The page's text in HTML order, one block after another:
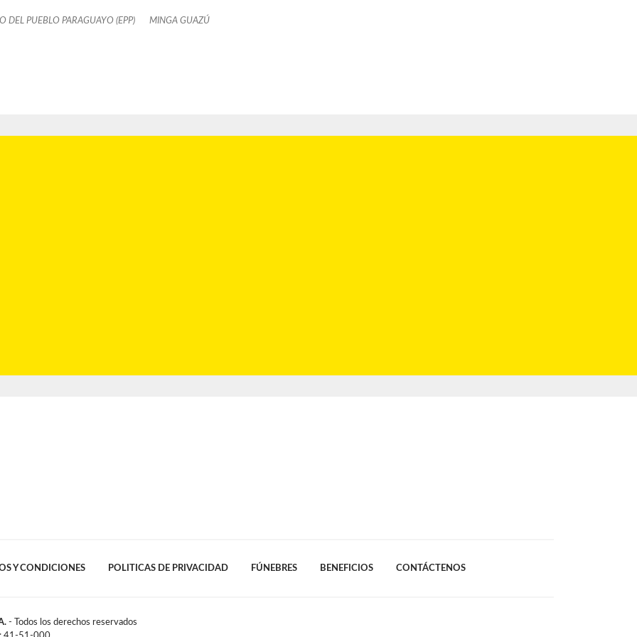
DEL PUEBLO PARAGUAYO (EPP) MINGA GUAZÚ
Y CONDICIONES POLITICAS DE PRIVACIDAD FÚNEBRES BENEFICIOS CONTÁCTENOS
- Todos los derechos reservados